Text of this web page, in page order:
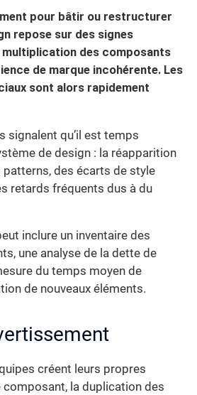
pour bâtir ou restructurer
repose sur des signes
des composants
de marque incohérente. Les
sont alors rapidement
signalent qu’il est temps
de design : la réapparition
des écarts de style
retards fréquents dus à du
inclure un inventaire des
une analyse de la dette de
du temps moyen de
de nouveaux éléments.
créent leurs propres
composant, la duplication des